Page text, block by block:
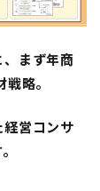
まず年商
略。
営コンサ